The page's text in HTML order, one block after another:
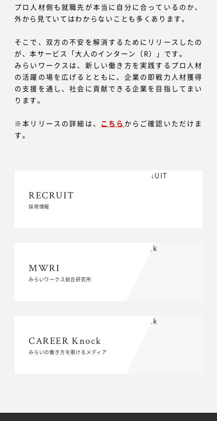
プロ人材側も就職先が本当に自分に合っているのか、
外から見ていてはわからないことも多くあります。
そこで、双方の不安を解消するためにリリースしたの
が、本サービス「大人のインターン（R）」です。
みらいワークスは、新しい働き方を実践するプロ人材
の活躍の場を広げるとともに、企業の即戦力人材獲得
の支援を通し、社会に貢献できる企業を目指してまい
ります。
※本リリースの詳細は、 こちら からご確認いただけま
す。
RECRUIT
採用情報
RECRUIT
採用情報
MWRI
みらいワークス総合研究所
MWRI
みらいワークス総合研究所
CAREER Knock
みらいの働き方を覗けるメディア
CAREER Knock
みらいの働き方を覗けるメディア